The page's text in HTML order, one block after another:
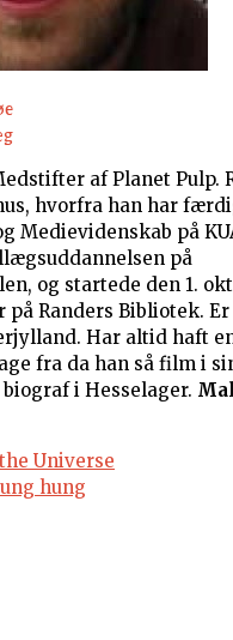
af Planet Pulp.
hvorfra han har
Medievidenskab på
på
og startede den 1.
Randers Bibliotek.
Har altid haft
fra da han så film i
i Hesselager.
Universe
hung